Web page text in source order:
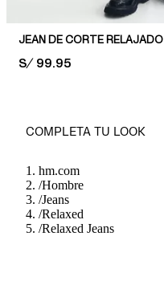
JEAN DE CORTE RELAJADO
PRICE:
S/ 99.95
COMPLETA TU LOOK
hm.com
/Hombre
/Jeans
/Relaxed
/Relaxed Jeans